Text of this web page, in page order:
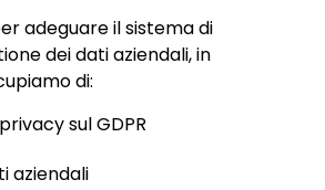
adeguare il sistema di
dei dati aziendali, in
di:
sul GDPR
aziendali